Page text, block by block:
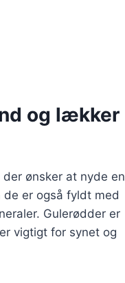
og lækker
ønsker at nyde en
de er også fyldt med
Gulerødder er
vigtigt for synet og